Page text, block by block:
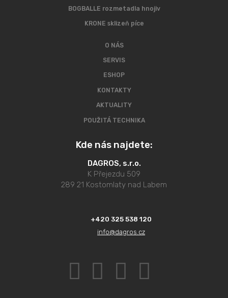
BOGBALLE rozmetadla hnojiv
KRONE sklizeň píce
O NÁS
SERVIS
ESHOP
KONTAKTY
AKTUALITY
POUŽITÁ TECHNIKA
Kde nás najdete:
DAGROS, s.r.o.
K Přejezdu 509
289 21 Kostomlaty nad Labem
+420 325 538 120
info@dagros.cz